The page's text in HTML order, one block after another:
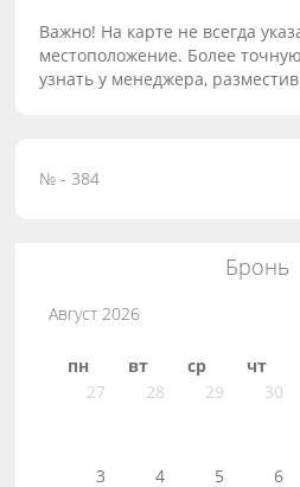
Важно! На карте не всегда
местоположение. Более
узнать у менеджера,
№ - 384
Бронь
Август 2026
пн вт ср чт
27
28 29 30
3 4 5 6